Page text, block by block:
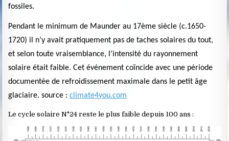
fossiles.
Pendant le minimum de Maunder au 17ème siècle (c.1650-
1720) il n’y avait pratiquement pas de taches solaires du tout,
et selon toute vraisemblance, l’intensité du rayonnement
solaire était faible. Cet événement coïncide avec une période
documentée de refroidissement maximale dans le petit âge
glaciaire. source :climate4you.com
Le cycle solaire N°24 reste le plus faible depuis 100 ans :